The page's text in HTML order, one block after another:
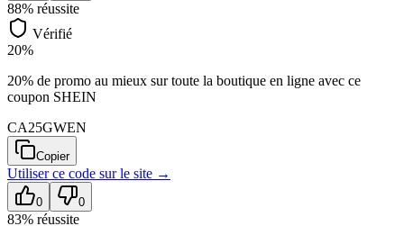
88% réussite
Vérifié
20%
20% de promo au mieux sur toute la boutique en ligne avec ce
coupon SHEIN
CA25GWEN
Copier
Utiliser ce code surle site →
0 0
83% réussite